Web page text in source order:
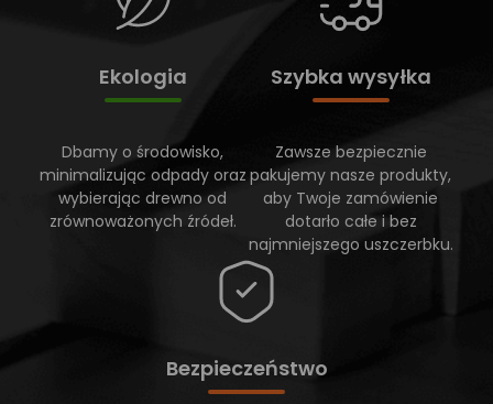
Ekologia
Dbamy o środowisko,
minimalizując odpady oraz
wybierając drewno od
zrównoważonych źródeł.
Szybka wysyłka
Zawsze bezpiecznie
pakujemy nasze produkty,
aby Twoje zamówienie
dotarło całe i bez
najmniejszego uszczerbku.
Bezpieczeństwo